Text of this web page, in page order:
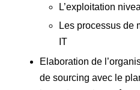
L’exploitation
Les processus de
IT
Elaboration de
de sourcing avec le